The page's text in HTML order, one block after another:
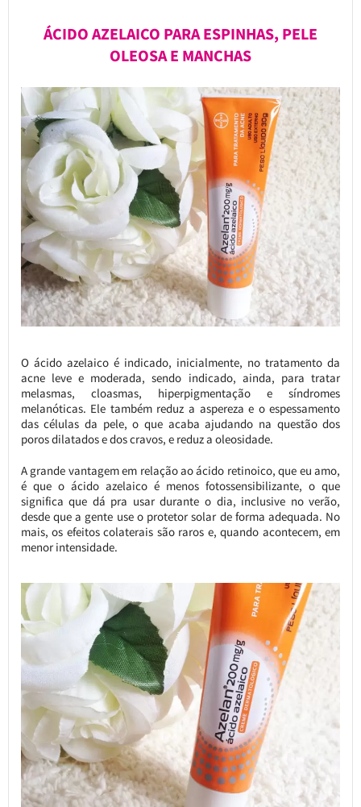
ÁCIDO AZELAICO PARA ESPINHAS, PELE
OLEOSA E MANCHAS
O ácido azelaico é indicado, inicialmente, no tratamento da
acne leve e moderada, sendo indicado, ainda, para tratar
melasmas, cloasmas, hiperpigmentação e síndromes
melanóticas. Ele também reduz a aspereza e o espessamento
das células da pele, o que acaba ajudando na questão dos
poros dilatados e dos cravos, e reduz a oleosidade.
A grande vantagem em relação ao ácido retinoico, que eu amo,
é que o ácido azelaico é menos fotossensibilizante, o que
significa que dá pra usar durante o dia, inclusive no verão,
desde que a gente use o protetor solar de forma adequada. No
mais, os efeitos colaterais são raros e, quando acontecem, em
menor intensidade.